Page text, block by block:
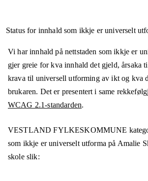
Status for innhald som ikkje er universelt
Vi har innhald på nettstaden som ikkje er
gjer greie for kva innhald det gjeld, årsaka
krava til universell utforming av ikt og kva
brukaren. Det er presentert i same
WCAG 2.1-standarden.
VESTLAND FYLKESKOMMUNE
som ikkje er universelt utforma på Amalie
skoleslik: